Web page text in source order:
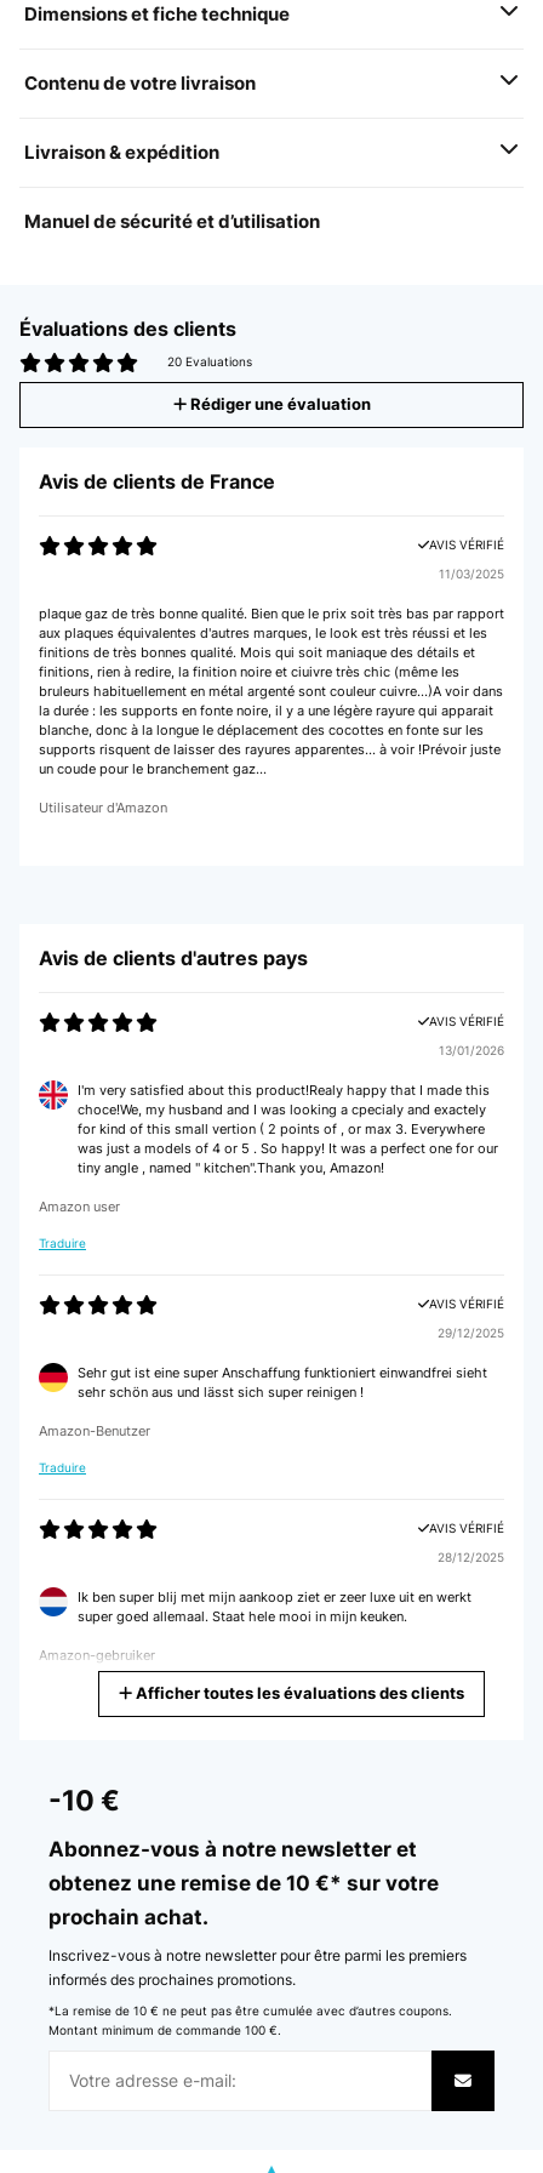
Dimensions et fiche technique
Contenu de votre livraison
Livraison & expédition
Manuel de sécurité et d’utilisation
Évaluations des clients
20 Evaluations
Rédiger une évaluation
Avis de clients de France
AVIS VÉRIFIÉ
11/03/2025
plaque gaz de très bonne qualité. Bien que le prix soit très bas par rapport
aux plaques équivalentes d'autres marques, le look est très réussi et les
finitions de très bonnes qualité. Mois qui soit maniaque des détails et
finitions, rien à redire, la finition noire et ciuivre très chic (même les
bruleurs habituellement en métal argenté sont couleur cuivre…)A voir dans
la durée : les supports en fonte noire, il y a une légère rayure qui apparait
blanche, donc à la longue le déplacement des cocottes en fonte sur les
supports risquent de laisser des rayures apparentes… à voir !Prévoir juste
un coude pour le branchement gaz…
Utilisateur d'Amazon
Avis de clients d'autres pays
AVIS VÉRIFIÉ
13/01/2026
I'm very satisfied about this product!Realy happy that I made this
choce!We, my husband and I was looking a cpecialy and exactely
for kind of this small vertion ( 2 points of , or max 3. Everywhere
was just a models of 4 or 5 . So happy! It was a perfect one for our
tiny angle , named " kitchen".Thank you, Amazon!
Amazon user
Traduire
AVIS VÉRIFIÉ
29/12/2025
Sehr gut ist eine super Anschaffung funktioniert einwandfrei sieht
sehr schön aus und lässt sich super reinigen !
Amazon-Benutzer
Traduire
AVIS VÉRIFIÉ
28/12/2025
Ik ben super blij met mijn aankoop ziet er zeer luxe uit en werkt
super goed allemaal. Staat hele mooi in mijn keuken.
Amazon-gebruiker
ein etwas größeren Topf stehen hat etwas Schlacht drann aber es
geht schon
Afficher toutes les évaluations des clients
-10 €
Abonnez-vous à notre newsletter et
obtenez une remise de 10 €* sur votre
prochain achat.
Inscrivez-vous à notre newsletter pour être parmi les premiers
informés des prochaines promotions.
*La remise de 10 € ne peut pas être cumulée avec d’autres coupons.
Montant minimum de commande 100 €.